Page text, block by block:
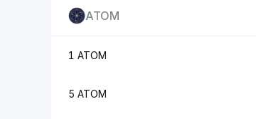
ATOM
1 ATOM
5 ATOM